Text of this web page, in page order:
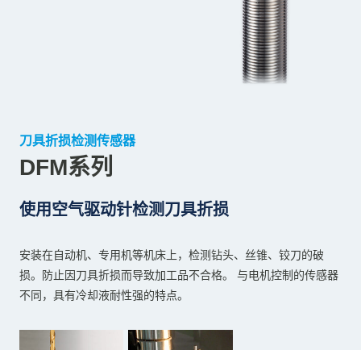
刀具折损检测传感器
DFM系列
使用空气驱动针检测刀具折损
安装在自动机、专用机等机床上，检测钻头、丝锥、铰刀的破
损。防止因刀具折损而导致加工品不合格。 与电机控制的传感器
不同，具有冷却液耐性强的特点。